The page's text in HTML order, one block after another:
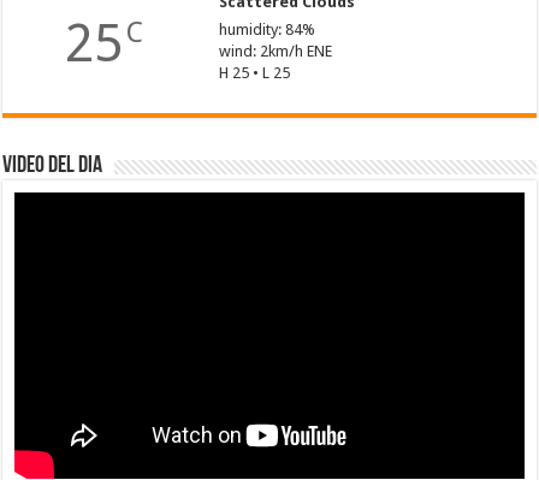
25 C
humidity: 84%
wind: 2km/h ENE
H 25 • L 25
Video del dia